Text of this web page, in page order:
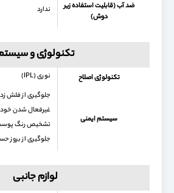
ضد آب (قابلیت استفاده زیر
دوش)
ندارد
تکنولوژی و
تکنولوژی اصلاح نوری (IPL)
سیستم ایمنی
جلوگیری از فلش
غیرفعال شدن
تشخیص رنگ پوست
جلوگیری از
لوازم جانبی